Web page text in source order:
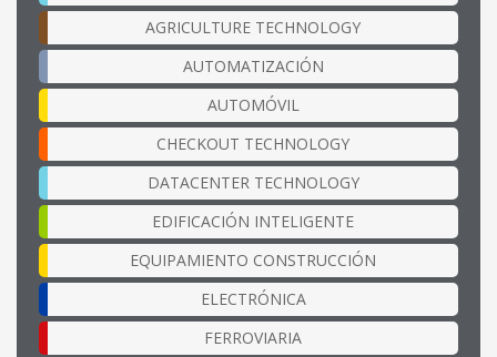
AGRICULTURE TECHNOLOGY
AUTOMATIZACIÓN
AUTOMÓVIL
CHECKOUT TECHNOLOGY
DATACENTER TECHNOLOGY
EDIFICACIÓN INTELIGENTE
EQUIPAMIENTO CONSTRUCCIÓN
ELECTRÓNICA
FERROVIARIA